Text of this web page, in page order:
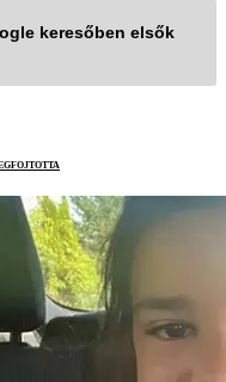
keresőben elsők